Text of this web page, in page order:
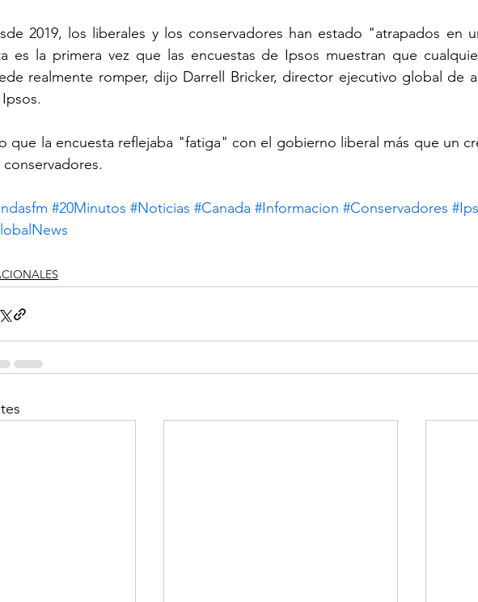
2019, los liberales y los conservadores han estado "atrapados en
es la primera vez que las encuestas de Ipsos muestran que
realmente romper, dijo Darrell Bricker, director ejecutivo global de
que la encuesta reflejaba "fatiga" con el gobierno liberal más que un
conservadores.
#20Minutos #Noticias #Canada #Informacion #Conservadores